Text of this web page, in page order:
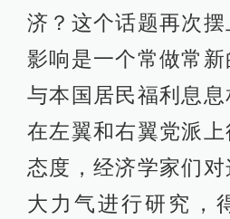
济？这个话题再次
影响是一个常做常
与本国居民福利息
在左翼和右翼党派
态度，经济学家们
大力气进行研究，